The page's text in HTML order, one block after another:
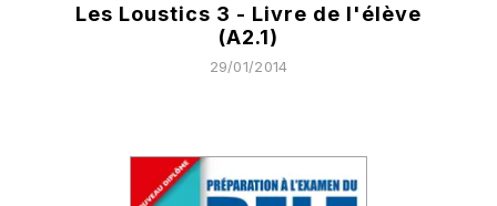
Les Loustics 3 - Livre de l'élève
(A2.1)
29/01/2014